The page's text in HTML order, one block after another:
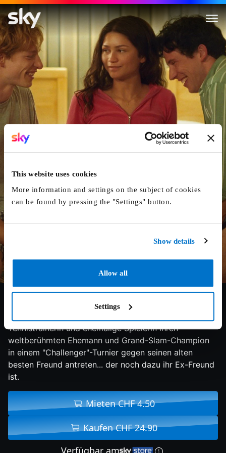
This website uses cookies
More information and settings on the subject of cookies
can be found by pressing the "Settings" button.
Show details
Allow all
Settings
Challengers
6.9/10 2024 125 min Drama
Tennistrainerin und ehemalige Spielerin ihren
weltberühmten Ehemann und Grand-Slam-Champion
in einem "Challenger"-Turnier gegen seinen alten
besten Freund antreten... der noch dazu ihr Ex-Freund
ist.
Mieten CHF 4.50
Kaufen CHF 24.90
Verfügbar am